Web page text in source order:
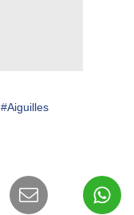
#Aiguilles